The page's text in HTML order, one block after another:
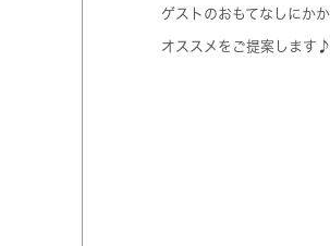
ゲストのおもてなしにか
オススメをご提案します